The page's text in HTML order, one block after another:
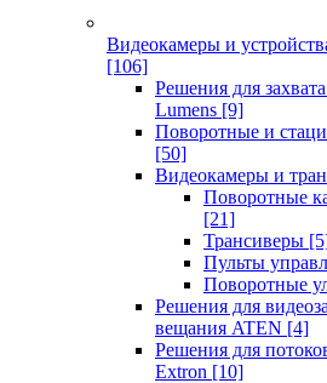
Видеокамеры и
[106]
Решения для
Lumens [9]
Поворотные и
[50]
Видеокамеры и
Поворотные
[21]
Трансиверы
Пульты
Поворотные
Решения для
вещания ATEN [4]
Решения для
Extron [10]